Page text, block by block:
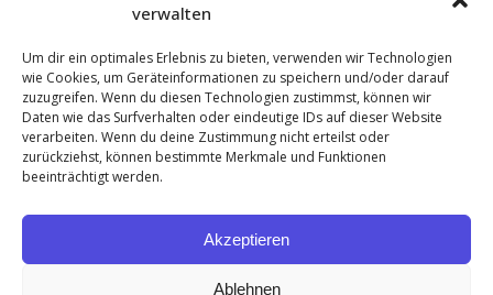
verwalten
Um dir ein optimales Erlebnis zu bieten, verwenden wir Technologien
wie Cookies, um Geräteinformationen zu speichern und/oder darauf
zuzugreifen. Wenn du diesen Technologien zustimmst, können wir
Daten wie das Surfverhalten oder eindeutige IDs auf dieser Website
verarbeiten. Wenn du deine Zustimmung nicht erteilst oder
zurückziehst, können bestimmte Merkmale und Funktionen
beeinträchtigt werden.
Akzeptieren
Ablehnen
SERVICE
Über mich
Impressum